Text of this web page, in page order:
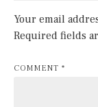
Your email
Required fields
COMMENT *